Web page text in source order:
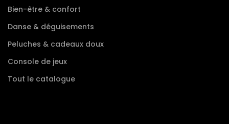
Bien-être & confort
Danse & déguisements
Peluches & cadeaux doux
Console de jeux
Tout le catalogue